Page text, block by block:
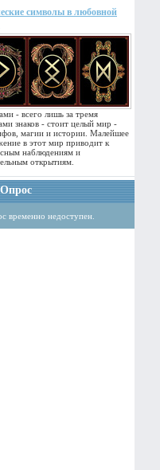
символы в любовной
- всего лишь за тремя
знаков - стоит целый мир -
магии и истории. Малейшее
в этот мир приводит к
наблюдениям и
открытиям.
Опрос
временно недоступен.